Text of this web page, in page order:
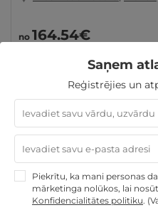
no 164.54€
Derīgs arī VASARĀ
diviem
Nekādas
Saņem
Reģistrējies un
Piekrītu, ka mani personas
mārketinga nolūkos, lai
Konfidencialitātes politiku.